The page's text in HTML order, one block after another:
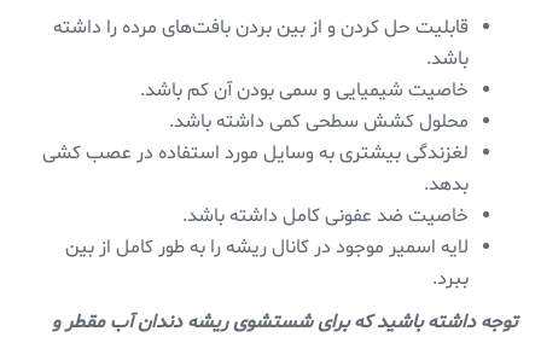
قابلیت حل کردن و از بین بردن بافت‌های مرده را داشته
باشد.
خاصیت شیمیایی و سمی بودن آن کم باشد.
محلول کشش سطحی کمی داشته باشد.
لغزندگی بیشتری به وسایل مورد استفاده در عصب کشی
بدهد.
خاصیت ضد عفونی کامل داشته باشد.
لایه اسمیر موجود در کانال ریشه را به طور کامل از بین
ببرد.
توجه داشته باشید که برای شستشوی ریشه دندان آب مقطر و